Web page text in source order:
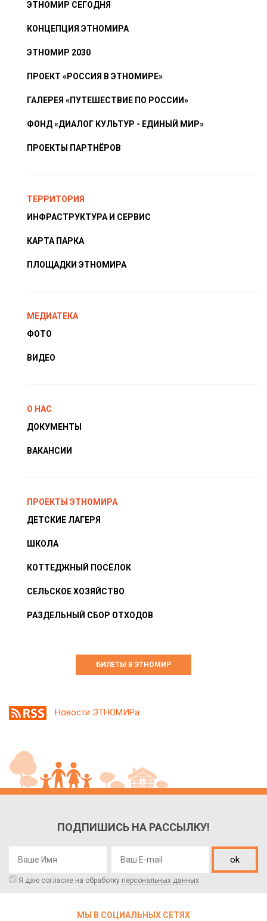
ЭТНОМИР СЕГОДНЯ
КОНЦЕПЦИЯ ЭТНОМИРА
ЭТНОМИР 2030
ПРОЕКТ «РОССИЯ В ЭТНОМИРЕ»
ГАЛЕРЕЯ «ПУТЕШЕСТВИЕ ПО РОССИИ»
ФОНД «ДИАЛОГ КУЛЬТУР - ЕДИНЫЙ МИР»
ПРОЕКТЫ ПАРТНЁРОВ
ТЕРРИТОРИЯ
ИНФРАСТРУКТУРА И СЕРВИС
КАРТА ПАРКА
ПЛОЩАДКИ ЭТНОМИРА
МЕДИАТЕКА
ФОТО
ВИДЕО
О НАС
ДОКУМЕНТЫ
ВАКАНСИИ
ПРОЕКТЫ ЭТНОМИРА
ДЕТСКИЕ ЛАГЕРЯ
ШКОЛА
КОТТЕДЖНЫЙ ПОСЁЛОК
СЕЛЬСКОЕ ХОЗЯЙСТВО
РАЗДЕЛЬНЫЙ СБОР ОТХОДОВ
БИЛЕТЫ В ЭТНОМИР
Новости ЭТНОМИРа
ПОДПИШИСЬ НА РАССЫЛКУ!
ok
Я даю согласие на обработку персональных данных
МЫ В СОЦИАЛЬНЫХ СЕТЯХ